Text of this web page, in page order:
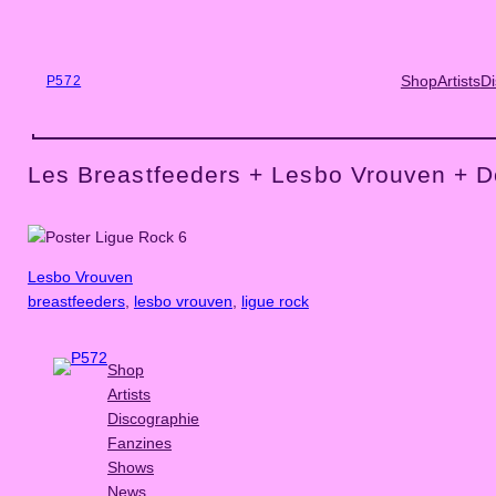
P572 ShopArtists
Les Breastfeeders + Lesbo Vrouven +
Lesbo Vrouven
breastfeeders, lesbo vrouven ligue rock
Shop
Artists
Discographie
Fanzines
Shows
News